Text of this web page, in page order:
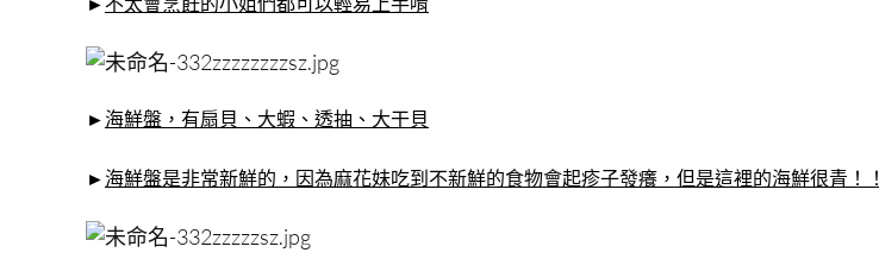
► 不太會烹飪的小姐們都可以輕易上手唷
► 海鮮盤，有扇貝、大蝦、透抽、大干貝
► 海鮮盤是非常新鮮的，因為麻花妹吃到不新鮮的食物會起疹子發癢，但是這裡的海鮮很青！！